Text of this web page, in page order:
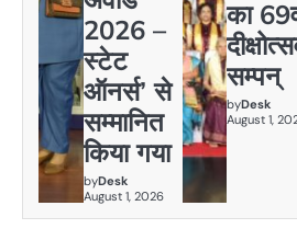
2026 –
स्टेट
ऑनर्स’ से
सम्मानित
किया गया
byDesk
August 1, 2026
का
सम्पन्
byDesk
August 1,